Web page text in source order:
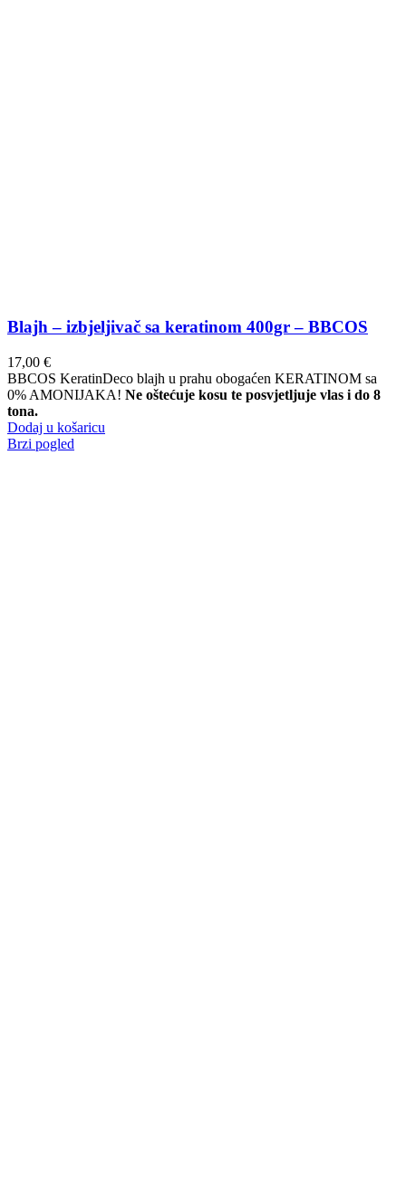
Blajh – izbjeljivač sa keratinom 400gr – BBCOS
17,00 €
BBCOS KeratinDeco blajh u prahu obogaćen KERATINOM sa
0% AMONIJAKA! Ne oštećuje kosu te posvjetljuje vlas i do 8
tona.
Dodaj u košaricu
Brzi pogled